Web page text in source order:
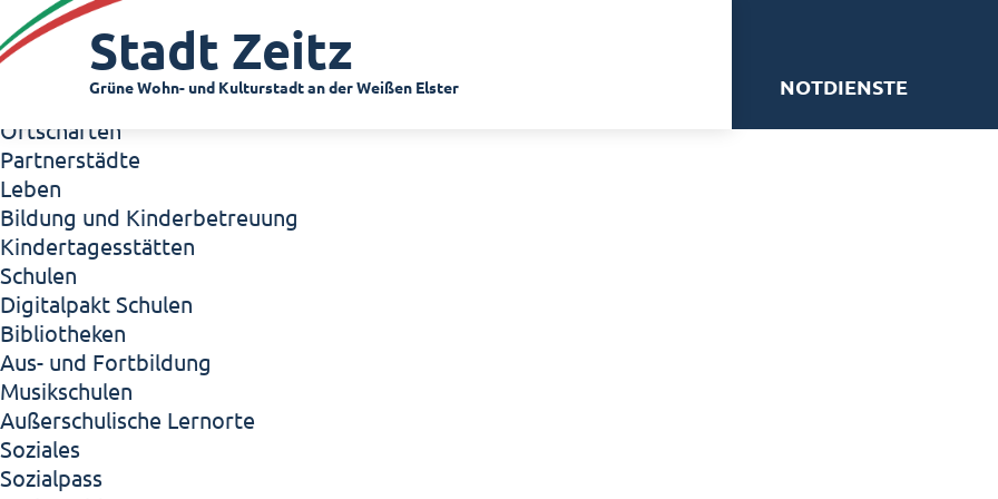
Zeitz - Die Kleinstadt
Willkommen in Zeitz!
Interview mit Oberbürgermeister Christian Thieme
Zeitz - Stadt der Zukunft
Ortschaften
Partnerstädte
Leben
Bildung und Kinderbetreuung
Kindertagesstätten
Schulen
Digitalpakt Schulen
Bibliotheken
Aus- und Fortbildung
Musikschulen
Außerschulische Lernorte
Soziales
Sozialpass
Stadt Zeitz
Grüne Wohn- und Kulturstadt an der Weißen Elster NOTDIENSTE